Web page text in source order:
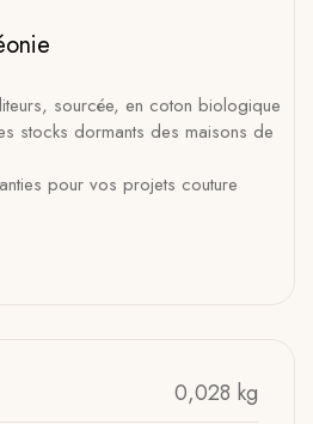
sourcée, en coton biologique
stocks dormants des maisons de
pour vos projets couture
0,028 kg